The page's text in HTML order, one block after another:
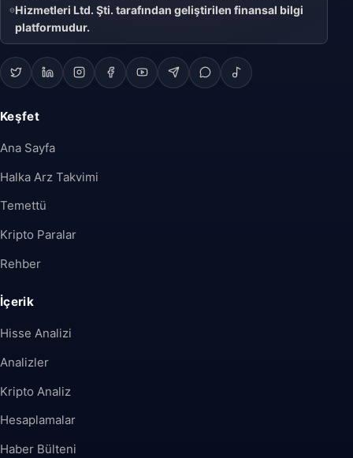
Hizmetleri Ltd. Şti. tarafından geliştirilen finansal bilgi
platformudur.
Keşfet
Ana Sayfa
Halka Arz Takvimi
Temettü
Kripto Paralar
Rehber
İçerik
Hisse Analizi
Analizler
Kripto Analiz
Hesaplamalar
Haber Bülteni